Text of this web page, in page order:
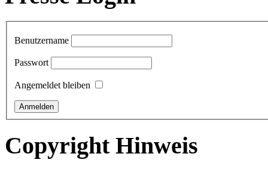
Benutzername
Passwort
Angemeldet bleiben
Copyright Hinweis